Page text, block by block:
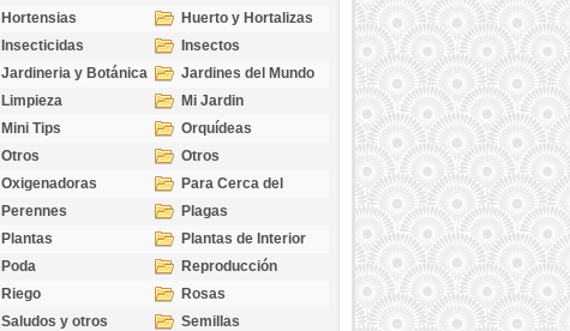
Hortensias
Huerto y Hortalizas
Insecticidas
Insectos
Jardineria y Botánica
Jardines del Mundo
Limpieza
Mi Jardin
Mini Tips
Orquídeas
Otros
Otros
Oxigenadoras
Para Cerca del
Estanque
Perennes
Plagas
Plantas
Plantas de Interior
Poda
Reproducción
Riego
Rosas
Saludos y otros
Semillas